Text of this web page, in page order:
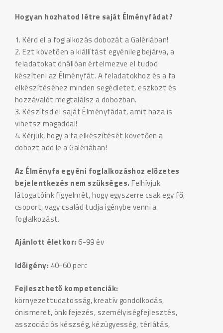
Hogyan hozhatod létre saját Élményfádat?
1. Kérd el a foglalkozás dobozát a Galériában!
2. Ezt követően a kiállítást egyénileg bejárva, a
feladatokat önállóan értelmezve el tudod
készíteni az Élményfát. A feladatokhoz és a fa
elkészítéséhez minden segédletet, eszközt és
hozzávalót megtalálsz a dobozban.
3. Készítsd el saját Élményfádat, amit haza is
vihetsz magaddal!
4. Kérjük, hogy a fa elkészítését követően a
dobozt add le a Galériában!
Az Élményfa egyéni foglalkozáshoz előzetes
bejelentkezés nem szükséges. Felhívjuk
látogatóink figyelmét, hogy egyszerre csak egy fő,
csoport, vagy család tudja igénybe venni a
foglalkozást.
Ajánlott életkor: 6-99 év
Időigény: 40-60 perc
Fejleszthető kompetenciák:
környezettudatosság, kreatív gondolkodás,
önismeret, önkifejezés, személyiségfejlesztés,
asszociációs készség, kézügyesség, térlátás,